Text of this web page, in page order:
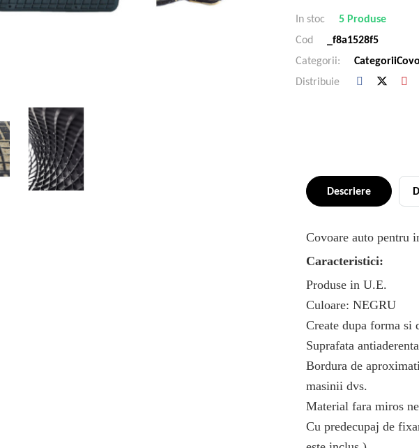
In stoc
5 Produse
Cod
_f8a1528f5
Categorii:
Categorii
Distribuie
Descriere
Covoare auto pentru
Caracteristici:
Produse in U.E.
Culoare: NEGRU
Create dupa forma si
Suprafata
Bordura de
masinii dvs.
Material fara miros
Cu predecupaj de